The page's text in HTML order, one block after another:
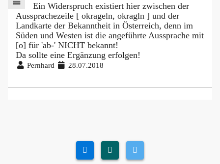
Ein Widerspruch existiert hier zwischen der
Aussprachezeile [ okrageln, okragln ] und der
Landkarte der Bekanntheit in Österreich, denn im
Süden und Westen ist die angeführte Aussprache mit
[o] für 'ab-' NICHT bekannt!
Da sollte eine Ergänzung erfolgen!
Pernhard 28.07.2018